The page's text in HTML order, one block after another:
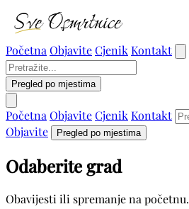
Početna ObjaviteCjenik Kontakt
Pregled po mjestima
Početna ObjaviteCjenik Kontakt
Objavite
Pregled po mjestima
Odaberite grad
Obavijesti ili spremanje na početnu.